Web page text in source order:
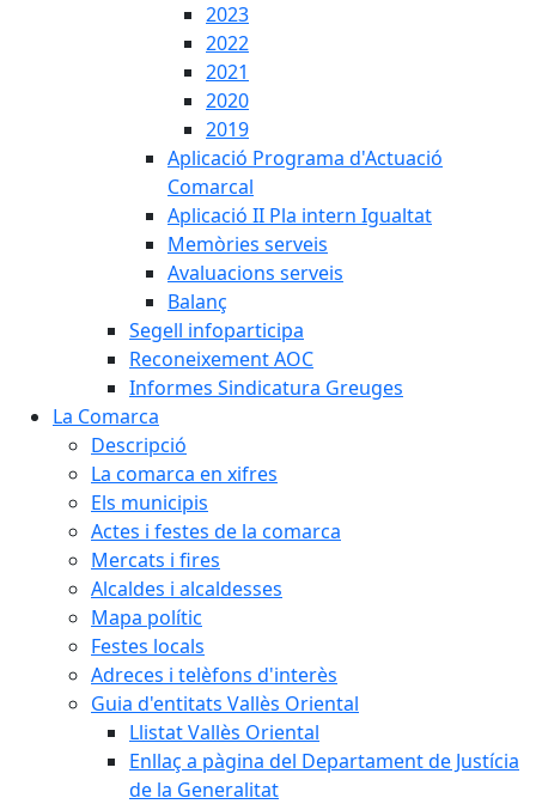
2023
2022
2021
2020
2019
Aplicació Programa d'Actuació
Comarcal
Aplicació II Pla intern Igualtat
Memòries serveis
Avaluacions serveis
Balanç
Segell infoparticipa
Reconeixement AOC
Informes Sindicatura Greuges
La Comarca
Descripció
La comarca en xifres
Els municipis
Actes i festes de la comarca
Mercats i fires
Alcaldes i alcaldesses
Mapa polític
Festes locals
Adreces i telèfons d'interès
Guia d'entitats Vallès Oriental
Llistat Vallès Oriental
Enllaç a pàgina del Departament de Justícia
de la Generalitat